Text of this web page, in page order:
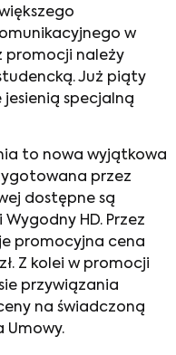
w
promocji należy
Już piąty
jesienią specjalną
to nowa wyjątkowa
przez
dostępne są
HD. Przez
promocyjna cena
Z kolei w promocji
przywiązania
na świadczoną
Umowy.